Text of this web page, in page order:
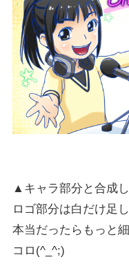
▲キャラ部分と合成
ロゴ部分は白だけ足
本当だったらもっと
コロ(^_^;)